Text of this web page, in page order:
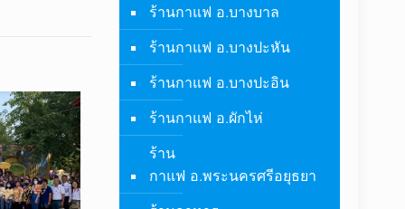
ร้านกาแฟ อ.บางบาล
ร้านกาแฟ อ.บางปะหัน
ร้านกาแฟ อ.บางปะอิน
ร้านกาแฟ อ.ผักไห่
ร้าน
กาแฟ อ.พระนครศรีอยุธยา